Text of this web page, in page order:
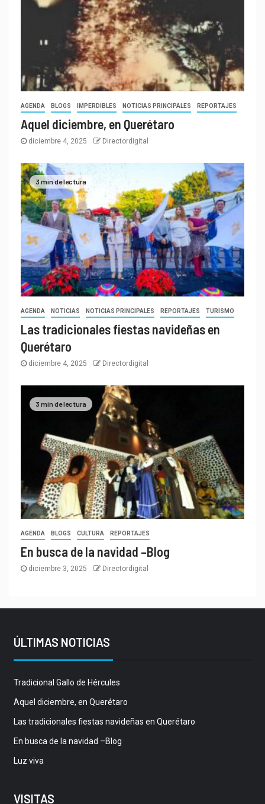
AGENDA BLOGS IMPERDIBLES NOTICIAS PRINCIPALES REPORTAJES
Aquel diciembre, en Querétaro
diciembre 4, 2025 Directordigital
3 min de lectura
AGENDA NOTICIAS NOTICIAS PRINCIPALES REPORTAJES TURISMO
Las tradicionales fiestas navideñas en
Querétaro
diciembre 4, 2025 Directordigital
3 min de lectura
AGENDA BLOGS CULTURA REPORTAJES
En busca de la navidad –Blog
diciembre 3, 2025 Directordigital
ÚLTIMAS NOTICIAS
Tradicional Gallo de Hércules
Aquel diciembre, en Querétaro
Las tradicionales fiestas navideñas en Querétaro
En busca de la navidad –Blog
Luz viva
VISITAS